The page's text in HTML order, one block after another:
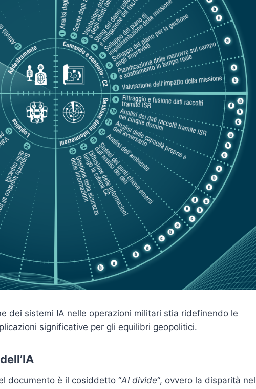
dei sistemi IA nelle operazioni militari stia ridefinendo le
significative per gli equilibri geopolitici.
documento è il cosiddetto “AI divide“, ovvero la disparità